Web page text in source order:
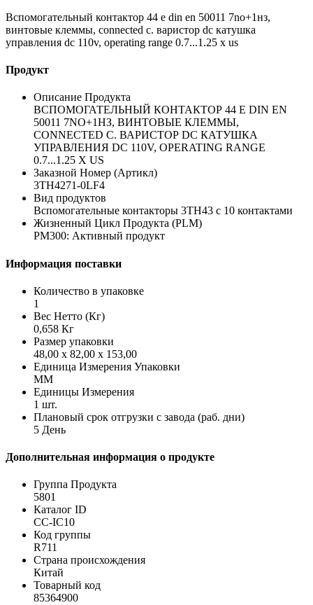
Вспомогательный контактор 44 e din en 50011 7no+1нз,
винтовые клеммы, connected c. варистор dc катушка
управления dc 110v, operating range 0.7...1.25 x us
Продукт
Описание Продукта
ВСПОМОГАТЕЛЬНЫЙ КОНТАКТОР 44 E DIN EN
50011 7NO+1НЗ, ВИНТОВЫЕ КЛЕММЫ,
CONNECTED C. ВАРИСТОР DC КАТУШКА
УПРАВЛЕНИЯ DC 110V, OPERATING RANGE
0.7...1.25 X US
Заказной Номер (Артикл)
3TH4271-0LF4
Вид продуктов
Вспомогательные контакторы 3TH43 с 10 контактами
Жизненный Цикл Продукта (PLM)
PM300: Активный продукт
Информация поставки
Количество в упаковке
1
Вес Нетто (Кг)
0,658 Кг
Размер упаковки
48,00 x 82,00 x 153,00
Единица Измерения Упаковки
MM
Единицы Измерения
1 шт.
Плановый срок отгрузки с завода (раб. дни)
5 День
Дополнительная информация о продукте
Группа Продукта
5801
Каталог ID
CC-IC10
Код группы
R711
Страна происхождения
Китай
Товарный код
85364900